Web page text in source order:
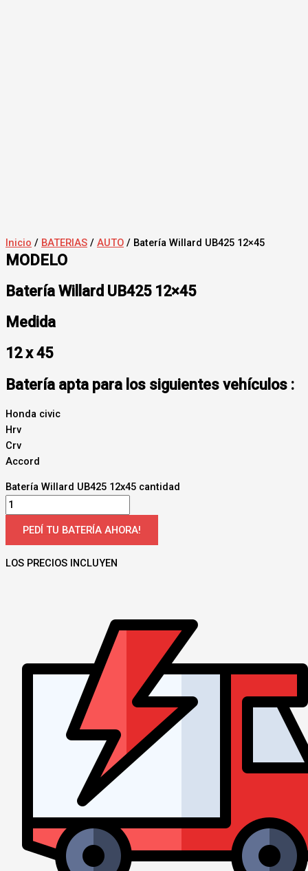
Inicio / BATERIAS / AUTO / Batería Willard UB425 12×45
MODELO
Batería Willard UB425 12×45
Medida
12 x 45
Batería apta para los siguientes vehículos :
Honda civic
Hrv
Crv
Accord
Batería Willard UB425 12x45 cantidad
PEDÍ TU BATERÍA AHORA!
LOS PRECIOS INCLUYEN